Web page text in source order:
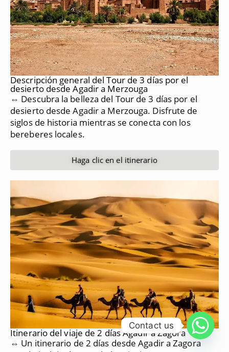
Descripción general del Tour de 3 días por el
desierto desde Agadir a Merzouga
⇔ Descubra la belleza del Tour de 3 días por el
desierto desde Agadir a Merzouga. Disfrute de
siglos de historia mientras se conecta con los
bereberes locales.
Haga clic en el itinerario
Itinerario del viaje de 2 días Agadir a Zagora
⇔ Un itinerario de 2 días desde Agadir a Zagora
Contact us